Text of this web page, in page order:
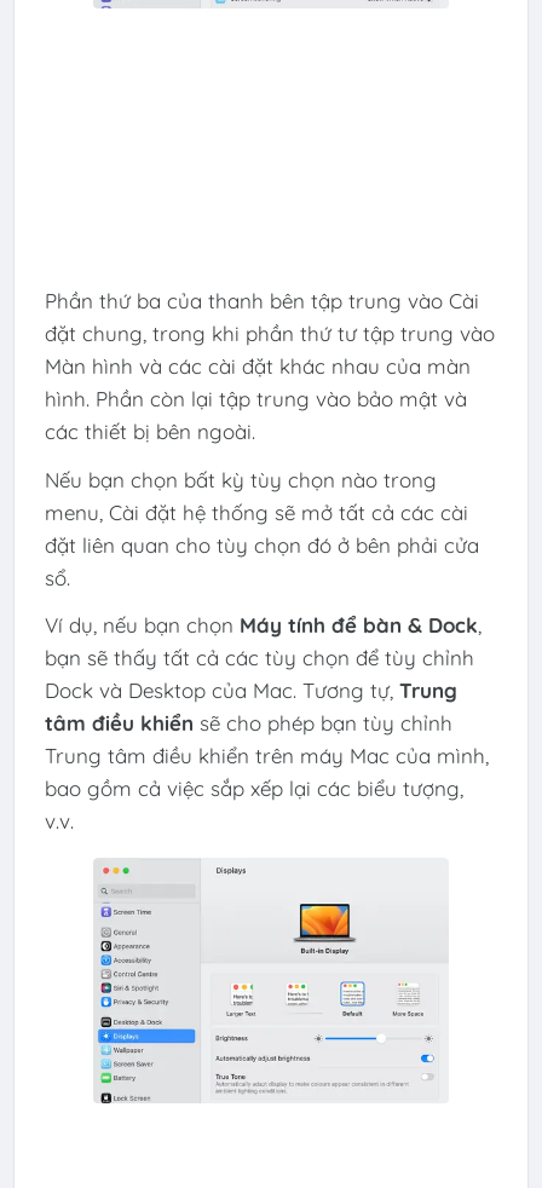
Phần thứ ba của thanh bên tập trung vào Cài
đặt chung, trong khi phần thứ tư tập trung vào
Màn hình và các cài đặt khác nhau của màn
hình. Phần còn lại tập trung vào bảo mật và
các thiết bị bên ngoài.
Nếu bạn chọn bất kỳ tùy chọn nào trong
menu, Cài đặt hệ thống sẽ mở tất cả các cài
đặt liên quan cho tùy chọn đó ở bên phải cửa
sổ.
Ví dụ, nếu bạn chọn Máy tính để bàn & Dock
bạn sẽ thấy tất cả các tùy chọn để tùy chỉnh
Dock và Desktop của Mac. Tương tự, Trung
tâm điều khiển sẽ cho phép bạn tùy chỉnh
Trung tâm điều khiển trên máy Mac của mình,
bao gồm cả việc sắp xếp lại các biểu tượng,
v.v.